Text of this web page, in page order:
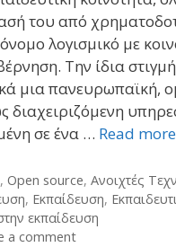
του από
λογισμικό με
Την ίδια
μια πανευρωπαϊκή,
διαχειριζόμενη
σε ένα … Read more
, Open source, Ανοιχτές
, Εκπαίδευση,
εκπαίδευση
a comment